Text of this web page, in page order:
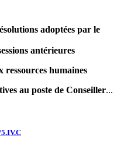
adoptées par le
antérieures
ressources humaines
au poste de Conseiller...